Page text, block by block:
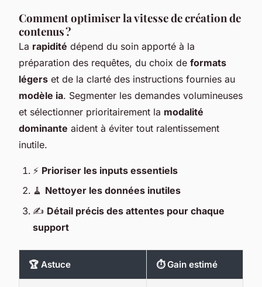
Comment optimiser la vitesse de création de
contenus ?
La rapidité dépend du soin apporté à la
préparation des requêtes, du choix de formats
légers et de la clarté des instructions fournies au
modèle ia. Segmenter les demandes volumineuses
et sélectionner prioritairement la modalité
dominante aident à éviter tout ralentissement
inutile.
⚡ Prioriser les inputs essentiels
🧹 Nettoyer les données inutiles
✍️ Détail précis des attentes pour chaque
support
🏆 Astuce ⏱️ Gain estimé